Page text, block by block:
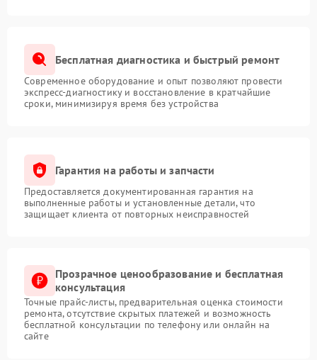
Бесплатная диагностика и быстрый ремонт
Современное оборудование и опыт позволяют провести
экспресс-диагностику и восстановление в кратчайшие
сроки, минимизируя время без устройства
Гарантия на работы и запчасти
Предоставляется документированная гарантия на
выполненные работы и установленные детали, что
защищает клиента от повторных неисправностей
Прозрачное ценообразование и бесплатная
консультация
Точные прайс-листы, предварительная оценка стоимости
ремонта, отсутствие скрытых платежей и возможность
бесплатной консультации по телефону или онлайн на
сайте